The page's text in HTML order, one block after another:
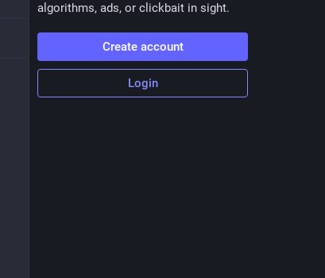
algorithms, ads, or clickbait in sight.
Create account
Login